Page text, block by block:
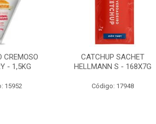
CREMOSO
- 1,5KG
15952
CATCHUP SACHET
HELLMANN S - 168X7G
Código: 17948